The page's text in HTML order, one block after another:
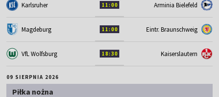
Karlsruher 11:00 Arminia Bielefeld
Magdeburg 11:00 Eintr. Braunschweig
VfL Wolfsburg 18:30 Kaiserslautern
09 SIERPNIA 2026
Piłka nożna